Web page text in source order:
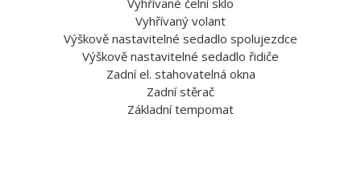
Vyhřívané čelní sklo
Vyhřívaný volant
Výškově nastavitelné sedadlo spolujezdce
Výškově nastavitelné sedadlo řidiče
Zadní el. stahovatelná okna
Zadní stěrač
Základní tempomat